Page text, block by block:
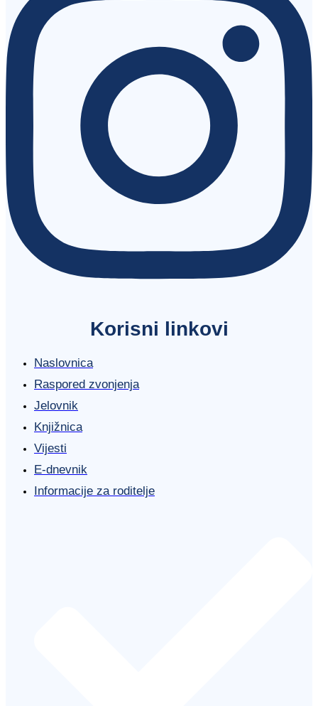
Korisni linkovi
Naslovnica
Raspored zvonjenja
Jelovnik
Knjižnica
Vijesti
E-dnevnik
Informacije za roditelje